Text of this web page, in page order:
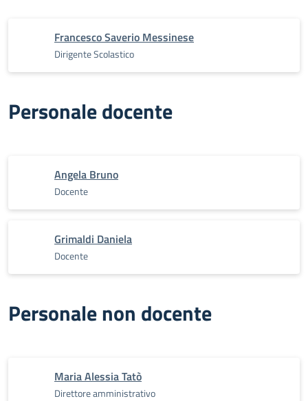
Francesco Saverio Messinese
Dirigente Scolastico
Personale docente
Angela Bruno
Docente
Grimaldi Daniela
Docente
Personale non docente
Maria Alessia Tatò
Direttore amministrativo